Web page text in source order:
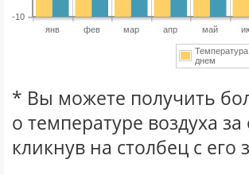
янв фев мар апр май
-10
Температура
днем
* Вы можете получить
о температуре воздуха
кликнув на столбец с его